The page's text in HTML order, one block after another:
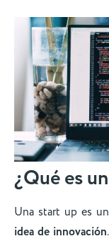
¿Qué es
Una start up es un
idea de innovación